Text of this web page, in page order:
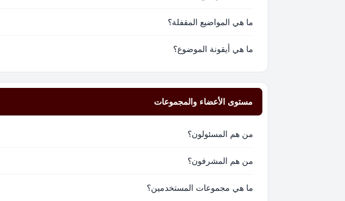
ما هي المواضيع المقفلة؟
ما هي أيقونة الموضوع؟
مستوى الأعضاء والمجموعات
من هم المسئولون؟
من هم المشرفون؟
ما هي مجموعات المستخدمين؟